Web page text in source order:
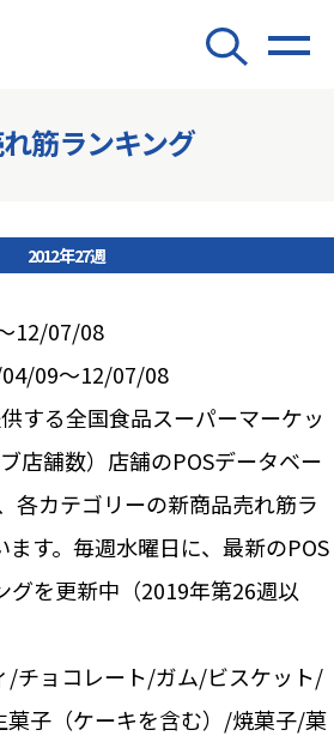
筋ランキング
2012年27週
12/07/08
09～12/07/08
する全国食品スーパーマーケッ
店舗数）店舗のPOSデータベー
各カテゴリーの新商品売れ筋ラ
ます。毎週水曜日に、最新のPOS
グを更新中（2019年第26週以
ョコレート/ガム/ビスケット/
子（ケーキを含む）/焼菓子/菓